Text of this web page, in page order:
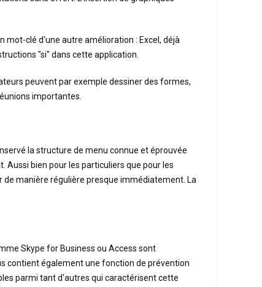
mot-clé d'une autre amélioration : Excel, déjà
"si" dans cette application.
peuvent par exemple dessiner des formes,
importantes.
la structure de menu connue et éprouvée
bien pour les particuliers que pour les
manière régulière presque immédiatement. La
Skype for Business ou Access sont
contient également une fonction de prévention
parmi tant d'autres qui caractérisent cette